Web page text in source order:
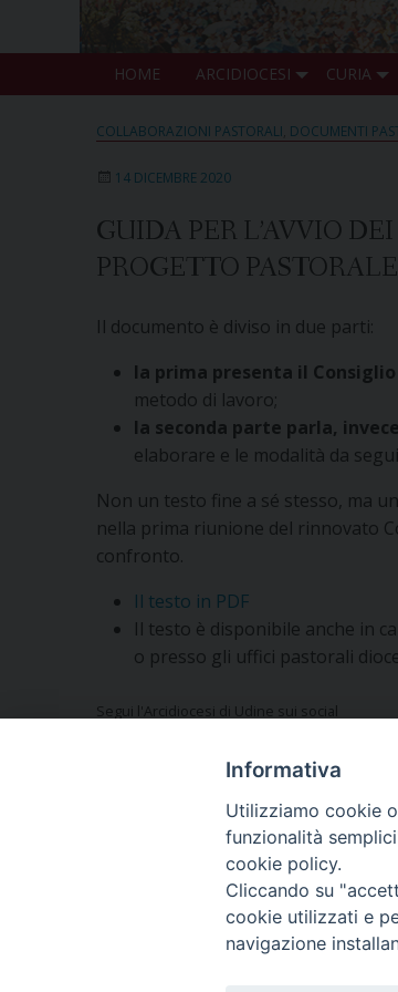
HOME ARCIDIOCESI CURIA
COLLABORAZIONI PASTORALI DOCUMENTI
14 DICEMBRE 2020
GUIDA PER L’AVVIO
PROGETTO PASTORALE
Il documento è diviso in due parti:
la prima presenta il Consiglio
metodo di lavoro;
la seconda parte parla,
elaborare e le modalità da
Non un testo fine a sé stesso, ma
nella prima riunione del rinnovato
confronto.
Il testo in PDF
Il testo è disponibile anche in
o presso gli uffici pastorali
Segui l'Arcidiocesi di Udine sui social
Vuoi condividere questo articolo?
Informativa
Utilizziamo cookie
funzionalità
cookie policy.
Cliccando su
cookie utilizzati e
navigazione